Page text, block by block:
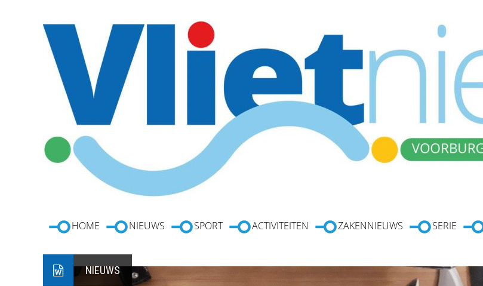
HOME NIEUWS SPORT ACTIVITEITEN ZAKENNIEUWS SERIE
NIEUWS